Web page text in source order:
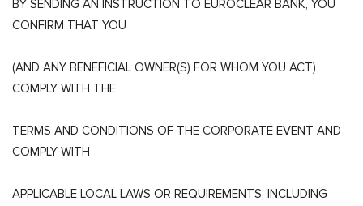
BY SENDING AN INSTRUCTION TO EUROCLEAR BANK, YOU
CONFIRM THAT YOU
(AND ANY BENEFICIAL OWNER(S) FOR WHOM YOU ACT)
COMPLY WITH THE
TERMS AND CONDITIONS OF THE CORPORATE EVENT AND
COMPLY WITH
APPLICABLE LOCAL LAWS OR REQUIREMENTS, INCLUDING